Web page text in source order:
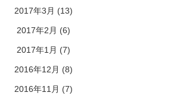
2017年3月 (13)
2017年2月 (6)
2017年1月 (7)
2016年12月 (8)
2016年11月 (7)